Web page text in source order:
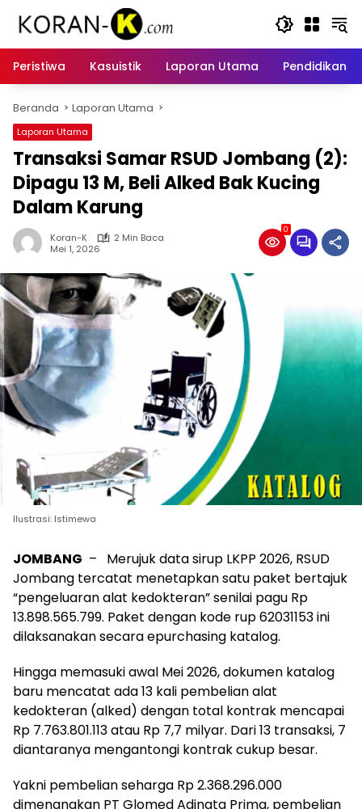
Peristiwa
Kasuistik Laporan Utama Pendidikan
Beranda Laporan Utama
Laporan Utama
Transaksi Samar RSUD Jombang (2):
Dipagu 13 M, Beli Alked Bak Kucing
Dalam Karung
Koran-K
2 Min Baca
Mei 1, 2026
0
Ilustrasi: Istimewa
JOMBANG – Merujuk data sirup LKPP 2026, RSUD
Jombang tercatat menetapkan satu paket bertajuk
“pengeluaran alat kedokteran” senilai pagu Rp
13.898.565.799. Paket dengan kode rup 62031153 ini
dilaksanakan secara epurchasing katalog.
Hingga memasuki awal Mei 2026, dokumen katalog
baru mencatat ada 13 kali pembelian alat
kedokteran (alked) dengan total kontrak mencapai
Rp 7.763.801.113 atau Rp 7,7 milyar. Dari 13 transaksi, 7
diantaranya mengantongi kontrak cukup besar.
Yakni pembelian seharga Rp 2.368.296.000
dimenangkan PT Glomed Adinata Prima, pembelian